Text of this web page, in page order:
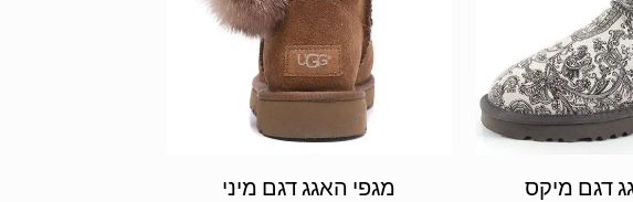
דגם מיקס
מגפי האגג דגם מיני